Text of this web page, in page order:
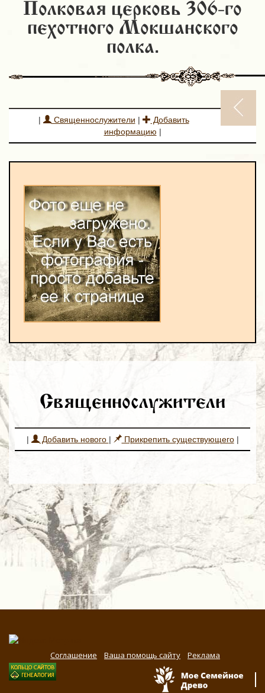
Полковая церковь 306-го
пехотного Мокшанского
полка.
| Священнослужители |
Добавить
информацию |
Священнослужители
| Добавить нового | Прикрепить существующего|
Соглашение Ваша помощь сайту Реклама